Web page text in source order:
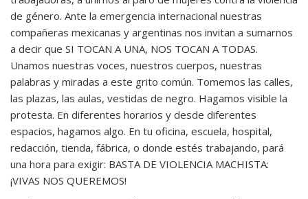
de género. Ante la emergencia internacional nuestras
compañeras mexicanas y argentinas nos invitan a sumarnos
a decir que SI TOCAN A UNA, NOS TOCAN A TODAS.
Unamos nuestras voces, nuestros cuerpos, nuestras
palabras y miradas a este grito común. Tomemos las calles,
las plazas, las aulas, vestidas de negro. Hagamos visible la
protesta. En diferentes horarios y desde diferentes
espacios, hagamos algo. En tu oficina, escuela, hospital,
redacción, tienda, fábrica, o donde estés trabajando, pará
una hora para exigir: BASTA DE VIOLENCIA MACHISTA:
¡VIVAS NOS QUEREMOS!